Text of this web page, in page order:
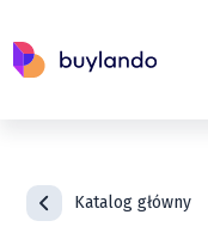
Katalog główny